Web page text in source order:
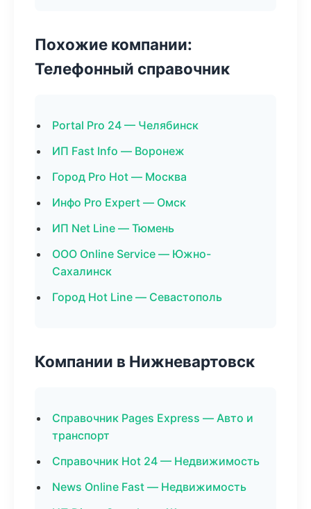
Похожие компании:
Телефонный справочник
Portal Pro 24 — Челябинск
ИП Fast Info — Воронеж
Город Pro Hot — Москва
Инфо Pro Expert — Омск
ИП Net Line — Тюмень
ООО Online Service — Южно-
Сахалинск
Город Hot Line — Севастополь
Компании в Нижневартовск
Справочник Pages Express — Авто и
транспорт
Справочник Hot 24 — Недвижимость
News Online Fast — Недвижимость